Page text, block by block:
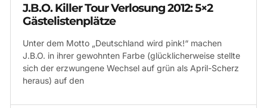
J.B.O. Killer Tour Verlosung 2012: 5×2
Gästelistenplätze
Unter dem Motto „Deutschland wird pink!“ machen
J.B.O. in ihrer gewohnten Farbe (glücklicherweise stellte
sich der erzwungene Wechsel auf grün als April-Scherz
heraus) auf den